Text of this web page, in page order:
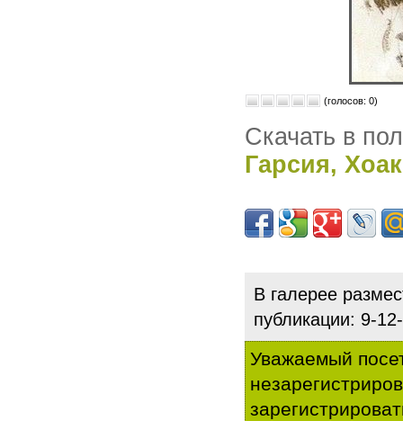
(голосов: 0)
Скачать в
Гарсия,
В галерее
публикации: 9-
Уважаемый